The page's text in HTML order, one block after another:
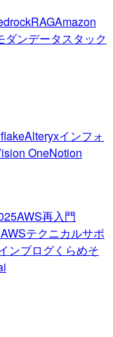
RAGAmazon
ダンデータスタック
Alteryxインフォ
OneNotion
AWS再入門
AWSテクニカルサポ
ンブログくらめそ